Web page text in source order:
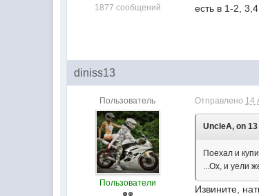
1877 сообщений
есть в 1-2, 3,4
diniss13
Пользователь
Пользователи
Отправлено 14
UncleA, on
Поехал и
...Ох, и уели
Извините,